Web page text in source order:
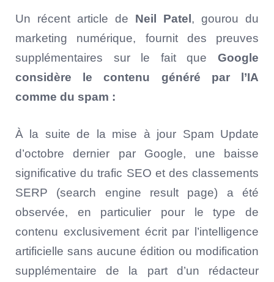
Un récent article de Neil Patel , gourou du
marketing numérique, fournit des preuves
supplémentaires sur le fait que Google
considère le contenu généré par l’IA
comme du spam :
À la suite de la mise à jour Spam Update
d’octobre dernier par Google, une baisse
significative du trafic SEO et des classements
SERP (search engine result page) a été
observée, en particulier pour le type de
contenu exclusivement écrit par l’intelligence
artificielle sans aucune édition ou modification
supplémentaire de la part d’un rédacteur